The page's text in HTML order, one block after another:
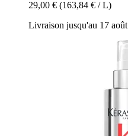
29,00 € (163,84 € / L)
Livraison jusqu'au 17 août